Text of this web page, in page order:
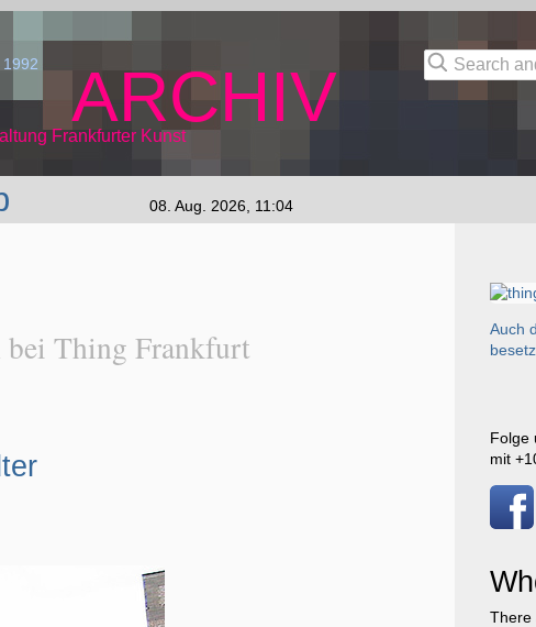
ARCHIV
Frankfurter Kunst
08. Aug. 2026, 11:04
bei Thing Frankfurt
Auch
Folge
mit
There